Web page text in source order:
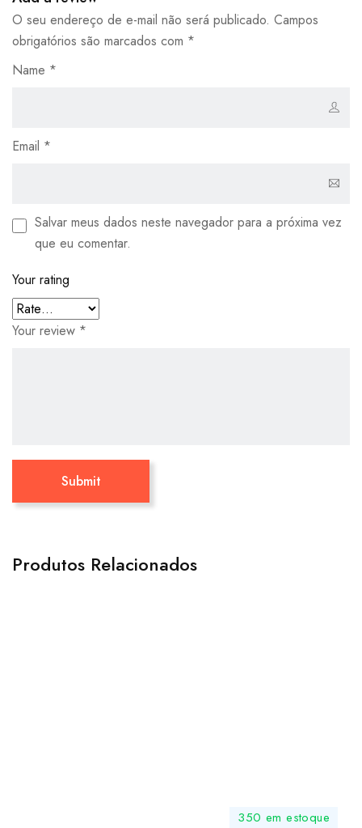
O seu endereço de e-mail não será publicado. Campos
obrigatórios são marcados com *
Name *
Email *
Salvar meus dados neste navegador para a próxima vez
que eu comentar.
Your rating
Your review *
Produtos Relacionados
350 em estoque